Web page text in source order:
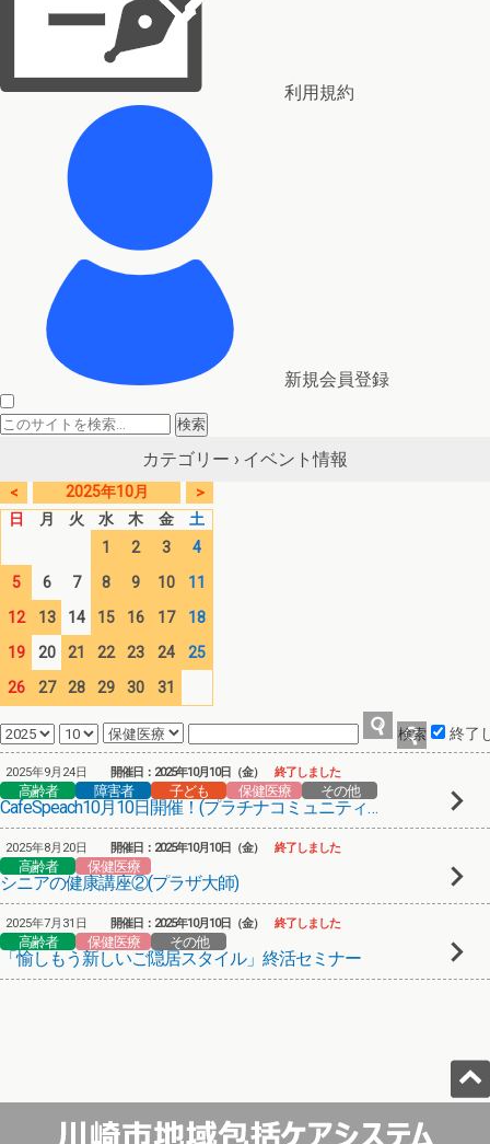
利用規約
新規会員登録
カテゴリー › イベント情報
< 2025年10月
>
日
月 火 水 木 金
土
1
2 3
4
5
6 7 8 9 10
11
12
13 14 15 16 17
18
19
20 21 22 23 24
25
26
27 28 29 30 31
終了
2025年9月24日
高齢者 障害者 子ども 保健医療 その他
CafeSpeach10月10日開催！(プラチナコミュニティ有馬)
開催日：2025年10月10日（金） 終了しました
2025年8月20日
高齢者 保健医療
シニアの健康講座②(プラザ大師)
開催日：2025年10月10日（金） 終了しました
2025年7月31日
高齢者 保健医療 その他
「愉しもう新しいご隠居スタイル」終活セミナー
開催日：2025年10月10日（金） 終了しました